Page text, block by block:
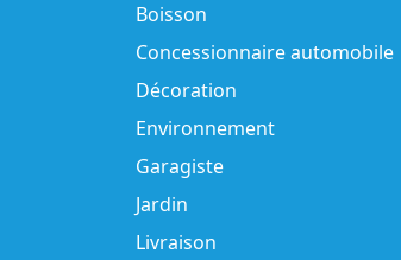
Boisson
Concessionnaire automobile
Décoration
Environnement
Garagiste
Jardin
Livraison